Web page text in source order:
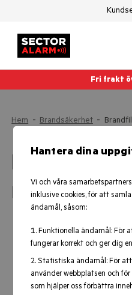
Fri frakt
Hem - Brandsäkerhet -
Brandfilt
Housegard
Hantera dina
Vi och våra
inklusive cookies, för att
ändamål, såsom:
Funktionella ändamål: För
fungerar korrekt och ger dig
Statistiska ändamål: För
använder webbplatsen och
som hjälper oss förbättra